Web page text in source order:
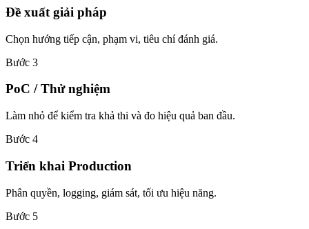
Đề xuất giải pháp
Chọn hướng tiếp cận, phạm vi, tiêu chí đánh giá.
Bước 3
PoC / Thử nghiệm
Làm nhỏ để kiểm tra khả thi và đo hiệu quả ban đầu.
Bước 4
Triển khai Production
Phân quyền, logging, giám sát, tối ưu hiệu năng.
Bước 5